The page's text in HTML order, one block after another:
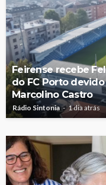
Feirense recebe
do FC Porto
Marcolino Castro
Rádio Sintonia 1 dia atrás